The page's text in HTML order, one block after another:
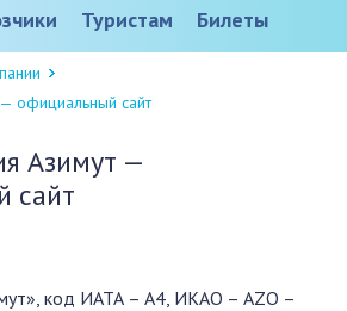
Туристам Билеты
официальный сайт
Азимут —
сайт
код ИАТА – А4, ИКАО – AZO –